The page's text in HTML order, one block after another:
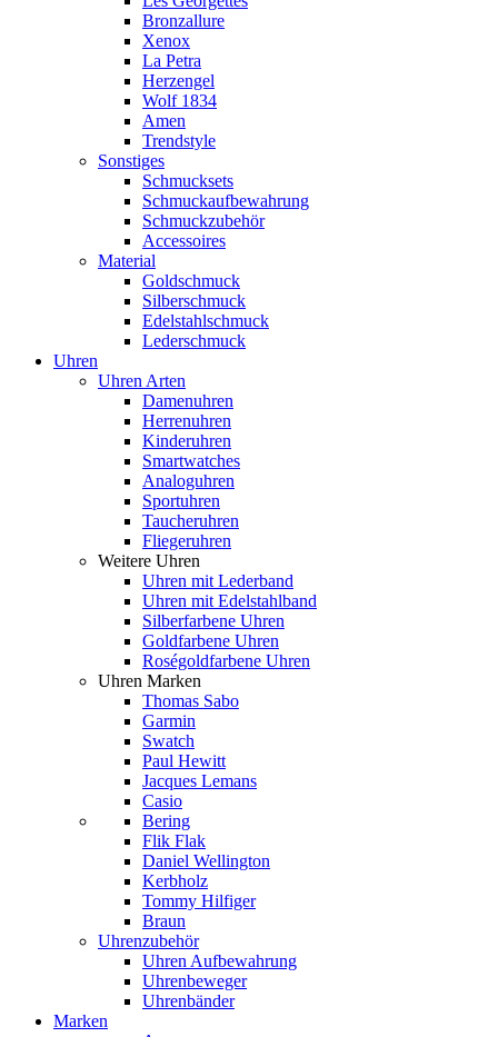
Bronzallure
Xenox
La Petra
Herzengel
Wolf 1834
Amen
Trendstyle
Sonstiges
Schmucksets
Schmuckaufbewahrung
Schmuckzubehör
Accessoires
Material
Goldschmuck
Silberschmuck
Edelstahlschmuck
Lederschmuck
Uhren
Uhren Arten
Damenuhren
Herrenuhren
Kinderuhren
Smartwatches
Analoguhren
Sportuhren
Taucheruhren
Fliegeruhren
Weitere Uhren
Uhren mit Lederband
Uhren mit Edelstahlband
Silberfarbene Uhren
Goldfarbene Uhren
Roségoldfarbene Uhren
Uhren Marken
Thomas Sabo
Garmin
Swatch
Paul Hewitt
Jacques Lemans
Casio
Bering
Flik Flak
Daniel Wellington
Kerbholz
Tommy Hilfiger
Braun
Uhrenzubehör
Uhren Aufbewahrung
Uhrenbeweger
Uhrenbänder
Marken